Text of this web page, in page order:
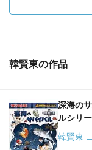
韓賢東の作品
深海の
ルシリ
韓賢東